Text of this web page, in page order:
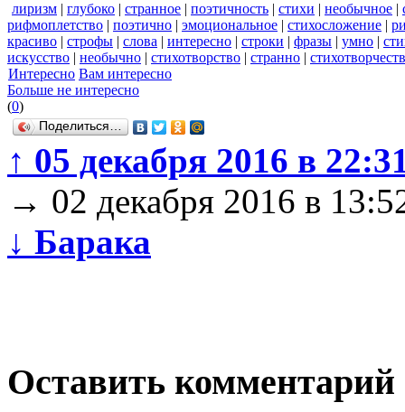
лиризм | глубоко | странное | поэтичность | стихи | необычное |
рифмоплетство | поэтично | эмоциональное | стихосложение |
красиво | строфы | слова | интересно | строки | фразы | умно |
искусство | необычно | стихотворство | странно |
Интересно Вам интересно
Больше не интересно
(0)
Поделиться…
↑ 05 декабря 2016 в
→ 02 декабря 2016 в
↓ Барака
Оставить комментарий